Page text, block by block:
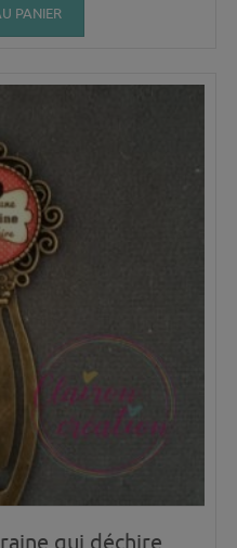
PANIER
qui déchire